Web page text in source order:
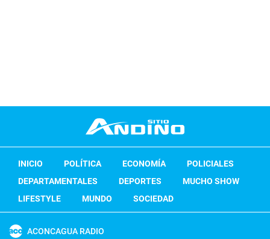
INICIO POLÍTICA ECONOMÍA
POLICIALES
DEPARTAMENTALES
DEPORTES
MUCHO SHOW
LIFESTYLE
MUNDO SOCIEDAD
ACONCAGUA RADIO